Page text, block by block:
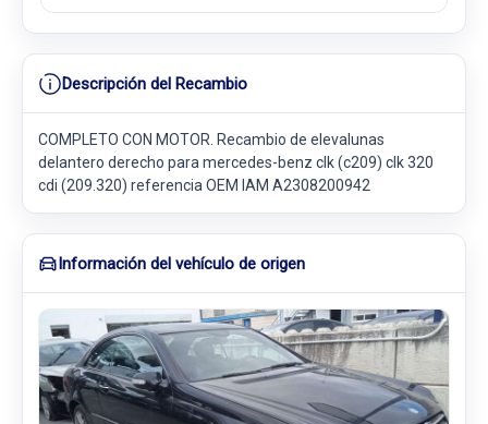
Descripción del Recambio
COMPLETO CON MOTOR. Recambio de elevalunas
delantero derecho para mercedes-benz clk (c209) clk 320
cdi (209.320) referencia OEM IAM A2308200942
Información del vehículo de origen